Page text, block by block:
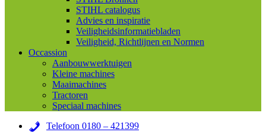
STIHL catalogus
Advies en inspiratie
Veiligheidsinformatiebladen
Veiligheid, Richtlijnen en Normen
Occassion
Aanbouwwerktuigen
Kleine machines
Maaimachines
Tractoren
Speciaal machines
Telefoon 0180 – 421399